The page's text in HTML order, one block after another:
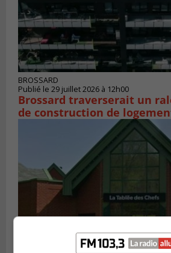
BROSSARD
Publié le 29 juillet 2026 à 12h00
Brossard traverserait un
de construction de